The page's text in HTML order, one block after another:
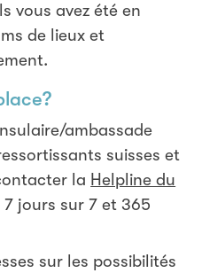
vous avez été en
de lieux et
ambassade
suisses et
la Helpline du
jours sur 7 et 365
sur les possibilités